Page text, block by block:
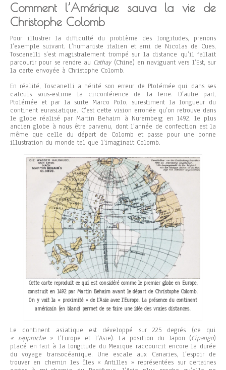
Comment l’Amérique sauva la vie de
Christophe Colomb
Pour illustrer la difficulté du problème des longitudes, prenons
l’exemple suivant. L’humaniste italien et ami de Nicolas de Cues,
Toscanelli s’est magistralement trompé sur la distance qu’il fallait
parcourir pour se rendre au Cathay(Chine) en naviguant vers l’Est, sur
la carte envoyée à Christophe Colomb.
En réalité, Toscanelli a hérité son erreur de Ptolémée qui dans ses
calculs sous-estime la circonférence de la Terre. D’autre part,
Ptolémée et par la suite Marco Polo, surestiment la longueur du
continent eurasiatique. C’est cette vision erronée qu’on retrouve dans
le globe réalisé par Martin Behaim à Nuremberg en 1492, le plus
ancien globe à nous être parvenu, dont l’année de confection est la
même que celle du départ de Colomb et passe pour une bonne
illustration du monde tel que l’imaginait Colomb.
Cette carte reproduit ce qui est considéré comme le premier globe en Europe,
construit en 1492 par Martin Behaim avant le départ de Christophe Colomb.
On y voit la « proximité » de l’Asie avec l’Europe. La présence du continent
américain (en blanc) permet de se faire une idée des vraies distances.
Le continent asiatique est développé sur 225 degrés (ce qui
« rapproche » l’Europe et l’Asie). La position du Japon (Cipango)
placé en fait à la longitude du Mexique raccourcit encore la durée
du voyage transocéanique. Une escale aux Canaries, l’espoir de
trouver en chemin les îles « Antilles » représentées sur certaines